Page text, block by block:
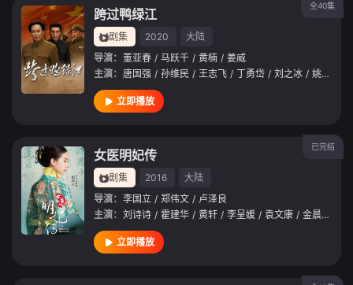
全40集
跨过鸭绿江
剧集 2020
大陆
导演： 董亚春 / 马跃千 / 黄楠 / 姜威
主演： 唐国强 / 孙维民 / 王志飞 / 丁勇岱 / 刘之冰 / 姚刚
立即播放
已完结
女医明妃传
剧集 2016
大陆
导演： 李国立 / 郑伟文 / 卢泽良
主演： 刘诗诗 / 霍建华 / 黄轩 / 李呈媛 / 袁文康 / 金晨 /
立即播放